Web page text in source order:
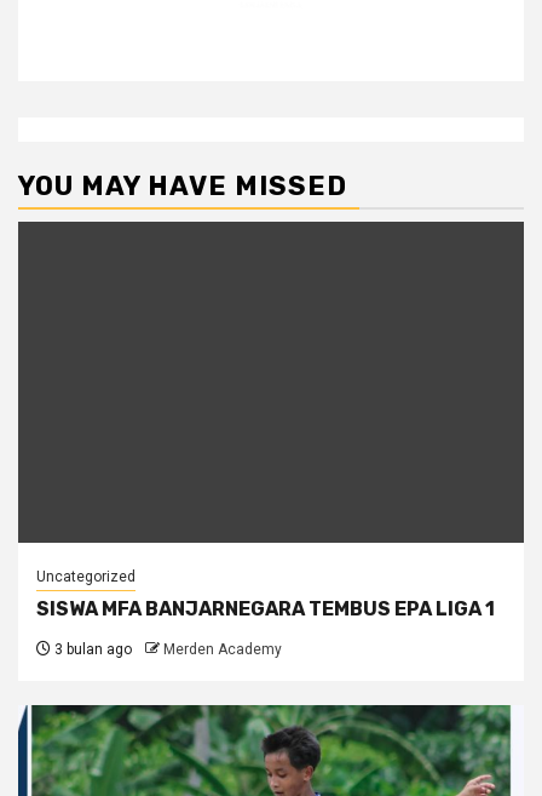
YOU MAY HAVE MISSED
Uncategorized
SISWA MFA BANJARNEGARA TEMBUS EPA LIGA 1
3 bulan ago Merden Academy